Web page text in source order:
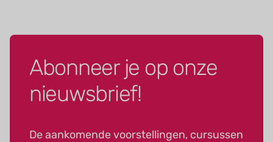
Abonneer je op onze
nieuwsbrief!
De aankomende voorstellingen, cursussen